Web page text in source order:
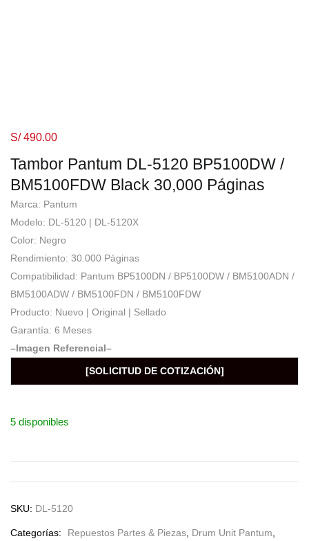
Tambor Pantum DL-5120 BP5100DW /
BM5100FDW Black 30,000 Páginas
S/490.00
Marca: Pantum
Modelo: DL-5120 | DL-5120X
Color: Negro
Rendimiento: 30.000 Páginas
Compatibilidad: Pantum BP5100DN / BP5100DW / BM5100ADN /
BM5100ADW / BM5100FDN / BM5100FDW
Producto: Nuevo | Original | Sellado
Garantía: 6 Meses
–Imagen Referencial–
[SOLICITUD DE COTIZACIÓN]
5 disponibles
SKU: DL-5120
Categorías: Repuestos Partes & Piezas Drum Unit Pantum